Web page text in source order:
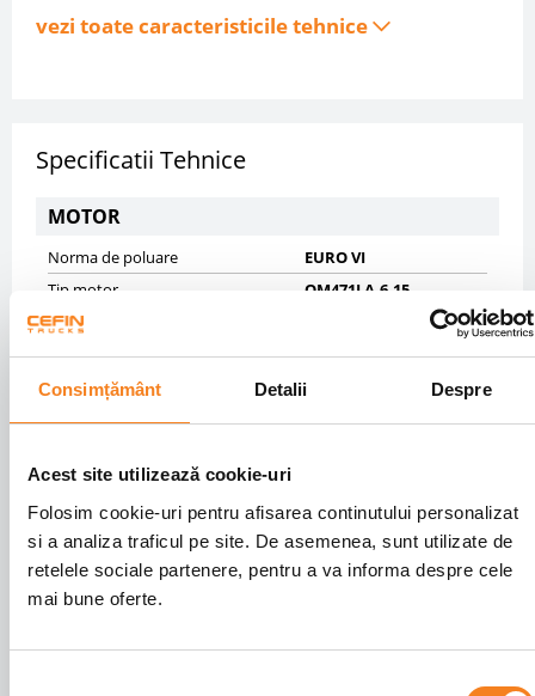
Consimțământ Detalii Despre
Acest site utilizează cookie-uri
Folosim cookie-uri pentru afisarea continutului personalizat
si a analiza traficul pe site. De asemenea, sunt utilizate de
retelele sociale partenere, pentru a va informa despre cele
mai bune oferte.
vezi toate caracteristicile tehnice
Specificatii Tehnice
MOTOR
Norma de poluare
EURO VI
Tip motor
OM471LA.6-15
Tip combustibil
Cutie de viteze
AUTOMATA 12
Cilindree cmc
12809.0
Putere motor cp
420
SASIU
Masa maxima autorizata kg
18000
Masa proprie kg
7938
Anvelope
50% 315/60R22,5;50%